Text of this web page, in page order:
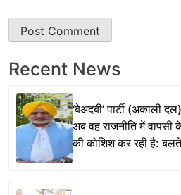
Recent News
‘बेअदबी’ पार्टी (अकाली
अब वह राजनीति में
की कोशिश कर रही है: